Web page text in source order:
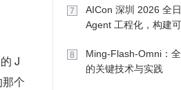
J
个
7
AICon 深圳 2026 全
Agent 工程化，构建
8
Ming-Flash-Omni：
的关键技术与实践